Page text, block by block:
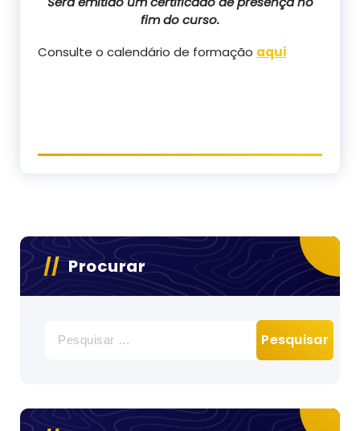
fim do curso.
Consulte o calendário de formação aqui
Procurar
por: